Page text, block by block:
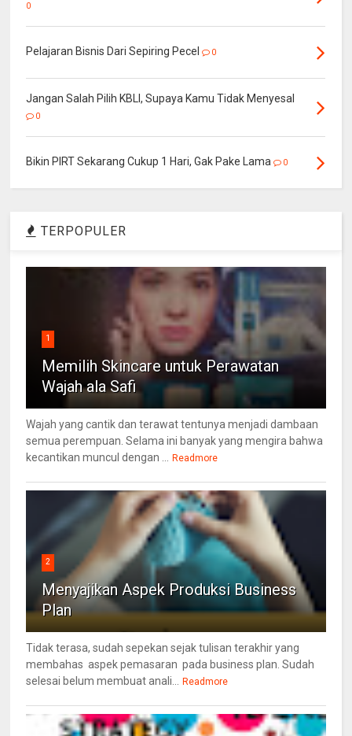
0
Pelajaran Bisnis Dari Sepiring Pecel 0
Jangan Salah Pilih KBLI, Supaya Kamu Tidak Menyesal
0
Bikin PIRT Sekarang Cukup 1 Hari, Gak Pake Lama 0
TERPOPULER
1
Memilih Skincare untuk Perawatan
Wajah ala Safi
Wajah yang cantik dan terawat tentunya menjadi dambaan
semua perempuan. Selama ini banyak yang mengira bahwa
kecantikan muncul dengan ... Readmore
2
Menyajikan Aspek Produksi Business
Plan
Tidak terasa, sudah sepekan sejak tulisan terakhir yang
membahas aspek pemasaran pada business plan. Sudah
selesai belum membuat anali... Readmore